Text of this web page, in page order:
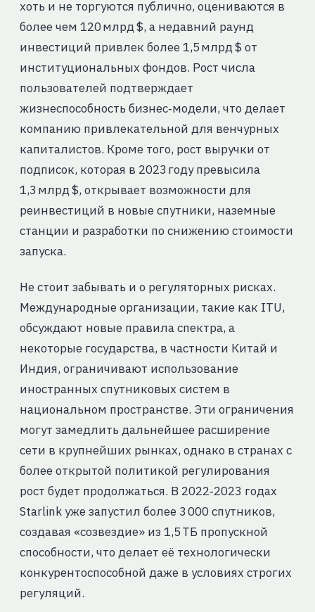
хоть и не торгуются публично, оцениваются в
более чем 120 млрд $, а недавний раунд
инвестиций привлек более 1,5 млрд $ от
институциональных фондов. Рост числа
пользователей подтверждает
жизнеспособность бизнес‑модели, что делает
компанию привлекательной для венчурных
капиталистов. Кроме того, рост выручки от
подписок, которая в 2023 году превысила
1,3 млрд $, открывает возможности для
реинвестиций в новые спутники, наземные
станции и разработки по снижению стоимости
запуска.
Не стоит забывать и о регуляторных рисках.
Международные организации, такие как ITU,
обсуждают новые правила спектра, а
некоторые государства, в частности Китай и
Индия, ограничивают использование
иностранных спутниковых систем в
национальном пространстве. Эти ограничения
могут замедлить дальнейшее расширение
сети в крупнейших рынках, однако в странах с
более открытой политикой регулирования
рост будет продолжаться. В 2022‑2023 годах
Starlink уже запустил более 3 000 спутников,
создавая «созвездие» из 1,5 ТБ пропускной
способности, что делает её технологически
конкурентоспособной даже в условиях строгих
регуляций.